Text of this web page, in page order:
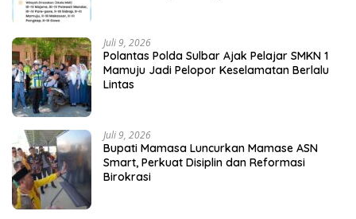
Juli 9, 2026
Polantas Polda Sulbar Ajak Pelajar SMKN 1
Mamuju Jadi Pelopor Keselamatan Berlalu
Lintas
Juli 9, 2026
Bupati Mamasa Luncurkan Mamase ASN
Smart, Perkuat Disiplin dan Reformasi
Birokrasi